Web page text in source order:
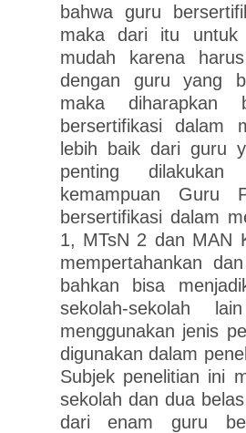
bahwa guru
maka dari itu untuk
mudah karena
dengan guru yang
maka diharapkan
bersertifikasi dalam
lebih baik dari guru
penting dilakukan
kemampuan Guru
bersertifikasi dalam
1, MTsN 2 dan MAN
mempertahankan
bahkan bisa
sekolah-sekolah
menggunakan jenis
digunakan dalam
Subjek penelitian ini
sekolah dan dua
dari enam guru